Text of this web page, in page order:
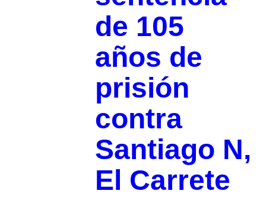
de 105
años de
prisión
contra
Santiago N,
El Carrete